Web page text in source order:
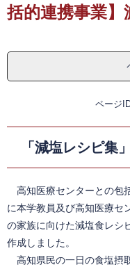
括的連携事業
ページ
「減塩レシピ集
高知医療センターとの包
に本学教員及び高知医療セ
の家族に向けた減塩食レシ
作成しました。
高知県民の一日の食塩摂